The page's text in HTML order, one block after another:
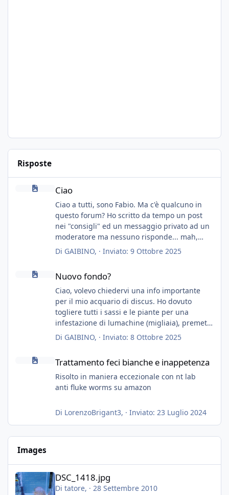
Risposte
Ciao
Ciao a tutti, sono Fabio. Ma c'è qualcuno in
questo forum? Ho scritto da tempo un post
nei "consigli" ed un messaggio privato ad un
moderatore ma nessuno risponde... mah,
chissà... speravo in un consiglio...
Di GAIBINO, · Inviato: 9 Ottobre 2025
Nuovo fondo?
Nuovo fondo?
Ciao, volevo chiedervi una info importante
per il mio acquario di discus. Ho dovuto
togliere tutti i sassi e le piante per una
infestazione di lumachine (migliaia), premetto
che ho 3 discus, 8 coridoras, e una ventina di
cardinali, e tre pulitori in una vasca con 200
Ho già tolto migliaia di lumachine e non
esagero.
Ora vorrei togliere tutto il fondo che ho, scuro
che fatico a togliere senza rimuovere il fondo.
Vorrei quindi togliere tutto (il fondo dopo
nel caso sia troppo estrema dopo un fondo
color terra di siena bruciata).
Posso togliere il fondo magari piano piano, in
Di GAIBINO, · Inviato: 8 Ottobre 2025
Trattamento feci bianche e inappetenza
Trattamento feci bianche e inappetenza
Risolto in maniera eccezionale con nt lab
anti fluke worms su amazon
Di LorenzoBrigant3, · Inviato: 23 Luglio 2024
Images
DSC_1418.jpg
DSC_1418.jpg
Di tatore, · 28 Settembre 2010